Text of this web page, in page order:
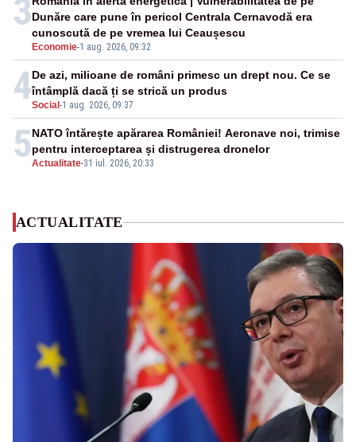
3
Economie-1 aug. 2026, 09:32
Dunăre care pune în pericol Centrala Cernavodă era
cunoscută de pe vremea lui Ceaușescu
4Social -1 aug. 2026, 09:37
De azi, milioane de români primesc un drept nou. Ce se
întâmplă dacă ți se strică un produs
5Actualitate-31 iul. 2026, 20:33
NATO întărește apărarea României! Aeronave noi, trimise
pentru interceptarea și distrugerea dronelor
ACTUALITATE